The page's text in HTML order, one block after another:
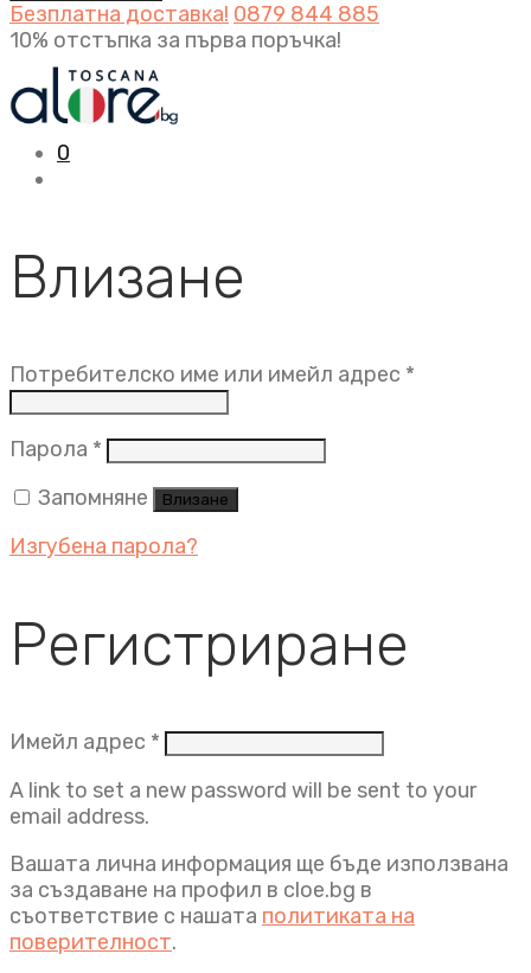
Безплатна доставка! 0879 844 885
10% отстъпка за първа поръчка!
0
Влизане
Потребителско име или имейл адрес *
Парола * Задължително
Запомняне
Влизане
Изгубена парола?
Регистриране
Имейл адрес * Задължително
A link to set a new password will be sent to your
email address.
Вашата лична информация ще бъде използвана
за създаване на профил в cloe.bg в
съответствие с нашата политиката на
поверителност.